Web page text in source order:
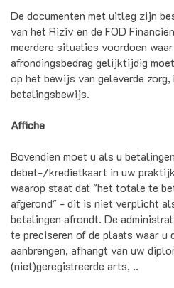
De documenten met uitleg zijn
van het Riziv en de FOD
meerdere situaties voordoen
afrondingsbedrag gelijktijdig
op het bewijs van geleverde
betalingsbewijs.
Affiche
Bovendien moet u als u
debet-/kredietkaart in uw
waarop staat dat "het totale te
afgerond" - dit is niet verplicht
betalingen afrondt. De
te preciseren of de plaats waar u
aanbrengen, afhangt van uw
(niet)geregistreerde arts, ..